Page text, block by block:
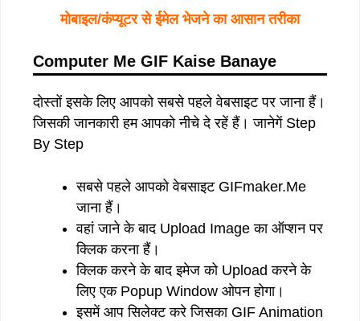
मोबाइल/कंप्यूटर से ईमेल भेजने का आसान तरीका
Computer Me GIF Kaise Banaye
दोस्तों इसके लिए आपको सबसे पहले वेबसाइट पर जाना हैं।
जिसकी जानकारी हम आपको नीचे दे रहें हैं। जानेगें Step
By Step
सबसे पहले आपको वेबसाइट GIFmaker.Me
जाना हैं।
वहां जाने के बाद Upload Image का ऑप्शन पर
क्लिक करना हैं।
क्लिक करने के बाद इमेज को Upload करने के
लिए एक Popup Window ओपन होगा।
इसमें आप सिलेक्ट करे जिसका GIF Animation